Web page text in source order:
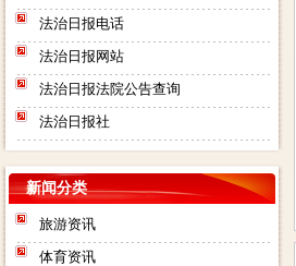
法治日报电话
法治日报网站
法治日报法院公告查询
法治日报社
新闻分类
旅游资讯
体育资讯